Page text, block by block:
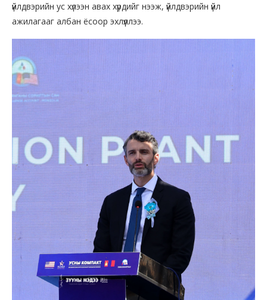
үйлдвэрийн ус хүлээн авах хүрдийг нээж, үйлдвэрийн үйл
ажилагааг албан ёсоор эхлүүллээ.